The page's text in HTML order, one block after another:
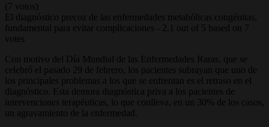
(7 votos)
El diagnóstico precoz de las enfermedades metabólicas congénitas,
fundamental para evitar complicaciones - 2.1 out of 5 based on 7
votes
Con motivo del Día Mundial de las Enfermedades Raras, que se
celebró el pasado 29 de febrero, los pacientes subrayan que uno de
los principales problemas a los que se enfrentan es el retraso en el
diagnóstico. Esta demora diagnóstica priva a los pacientes de
intervenciones terapéuticas, lo que conlleva, en un 30% de los casos,
un agravamiento de la enfermedad.